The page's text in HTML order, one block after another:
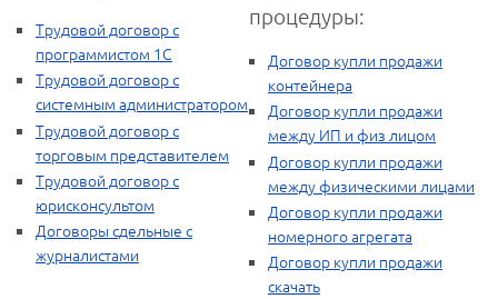
Трудовой договор с
программистом 1С
Трудовой договор с
системным администратором
Трудовой договор с
торговым представителем
Трудовой договор с
юрисконсультом
Договоры сдельные с
журналистами
процедуры:
Договор купли продажи
контейнера
Договор купли продажи
между ИП и физ лицом
Договор купли продажи
между физическими лицами
Договор купли продажи
номерного агрегата
Договор купли продажи
скачать